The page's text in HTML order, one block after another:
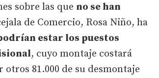
sobre las que no se han
de Comercio, Rosa Niño, ha
estar los puestos
, cuyo montaje costará
otros 81.000 de su desmontaje